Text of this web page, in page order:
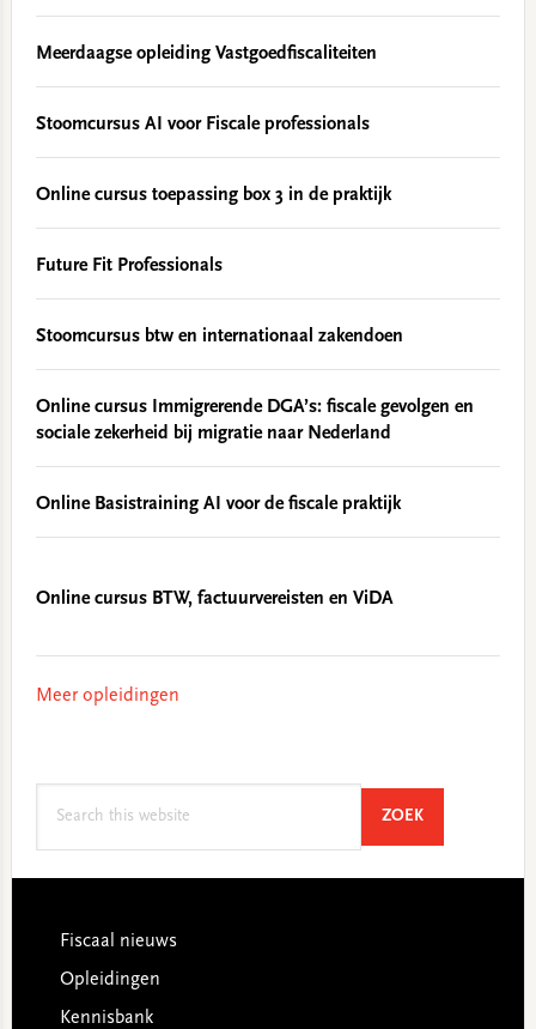
Meerdaagse opleiding Vastgoedfiscaliteiten
Stoomcursus AI voor Fiscale professionals
Online cursus toepassing box 3 in de praktijk
Future Fit Professionals
Stoomcursus btw en internationaal zakendoen
Online cursus Immigrerende DGA’s: fiscale gevolgen en
sociale zekerheid bij migratie naar Nederland
Online Basistraining AI voor de fiscale praktijk
Online cursus BTW, factuurvereisten en ViDA
Meer opleidingen
ZOEKSEARCH
Footer
Fiscaal nieuws
Opleidingen
Kennisbank